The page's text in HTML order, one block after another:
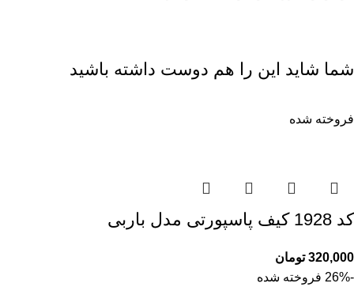
شما شاید این را هم دوست داشته باشید
فروخته شده
کد 1928 کیف پاسپورتی مدل باربی
320,000 تومان
-26%
فروخته شده